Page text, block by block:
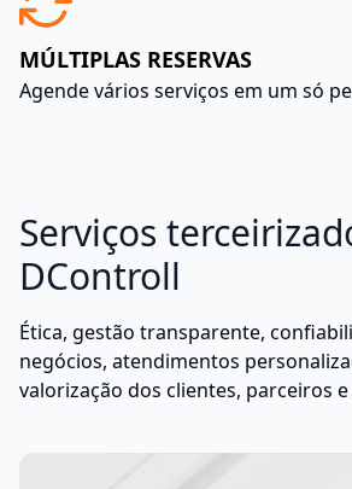
SEM BUROCRACIA
Contrate portaria sem sair de casa
ATENDIMENTO PERSONALIZADO